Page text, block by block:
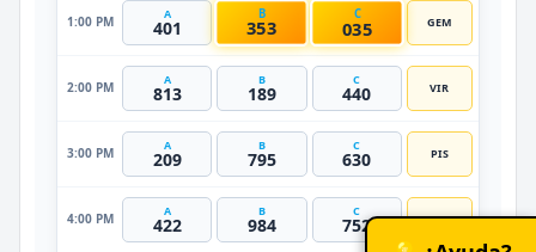
1:00 PM A
401
B
353
C
035 GEM
2:00 PM A
813
B
189
C
440 VIR
3:00 PM A
209
B
795
C
630 PIS
4:00 PM A
422
B
984
C
752 LEO